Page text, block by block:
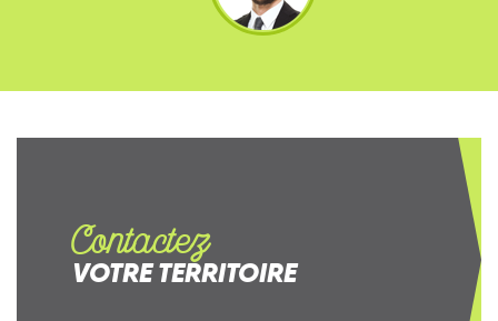
Contactez
VOTRE TERRITOIRE